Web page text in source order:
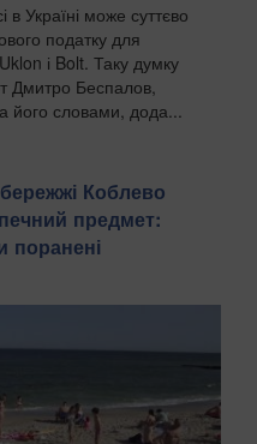
в Україні може суттєво
податку для
і Bolt. Таку думку
Дмитро Беспалов,
його словами, дода...
Коблево
предмет:
поранені